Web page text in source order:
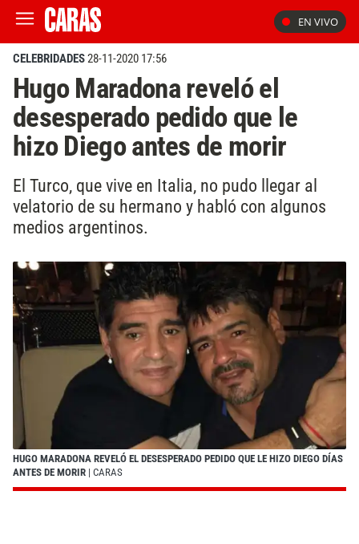
EN VIVO
CELEBRIDADES28-11-2020 17:56
Hugo Maradona reveló el
desesperado pedido que le
hizo Diego antes de morir
El Turco, que vive en Italia, no pudo llegar al
velatorio de su hermano y habló con algunos
medios argentinos.
HUGO MARADONA REVELÓ EL DESESPERADO PEDIDO QUE LE HIZO DIEGO DÍAS
ANTES DE MORIR | CARAS